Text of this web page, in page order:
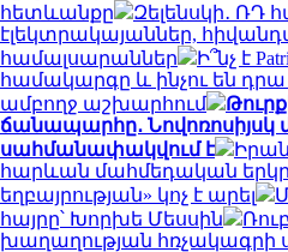
հետևանքը
Զելենսկի․ ՌԴ
էլեկտրակայաններ,
համալսարաններ
Ի՞նչ է
համակարգը և ինչու են
ամբողջ աշխարհում
ճանապարհը․ Նովոռոսիյսկ
սահմանափակվում է
հարևան մահմեդական
եղբայրության» կոչ է արել
հայրը՝ Խորխե Մեսսին
խաղաղության